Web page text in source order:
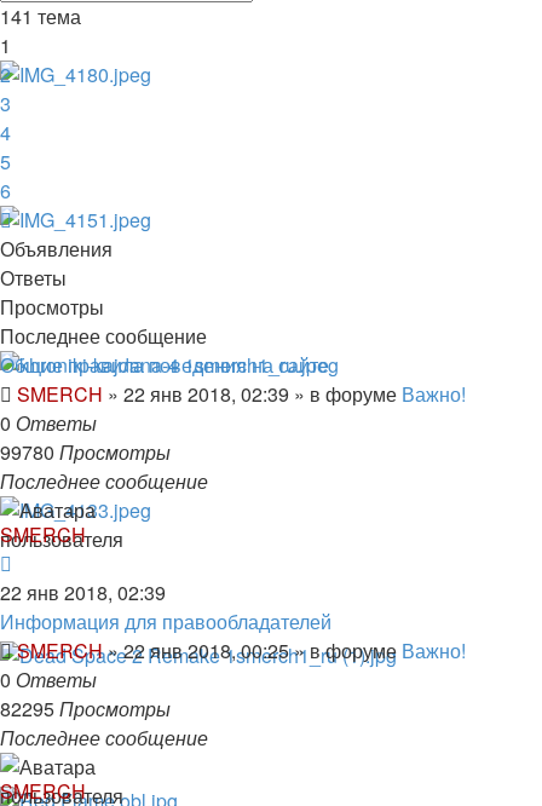
141 тема
1
2
3
4
5
6
След.
Объявления
Ответы
Просмотры
Последнее сообщение
Общие правила поведения на сайте
SMERCH » 22 янв 2018, 02:39 » в форуме Важно!
0 Ответы
99780 Просмотры
Последнее сообщение
SMERCH
22 янв 2018, 02:39
Информация для правообладателей
SMERCH»22 янв 2018, 00:25» в форуме Важно!
0 Ответы
82295Просмотры
Последнее сообщение
SMERCH